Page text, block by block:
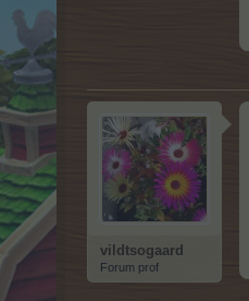
vildtsogaard
Forum prof